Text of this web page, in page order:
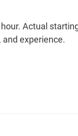
Actual
experience.